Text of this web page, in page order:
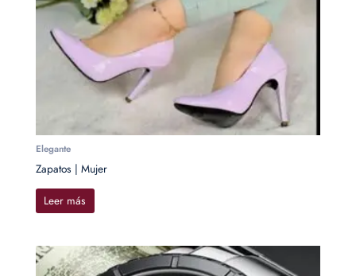
Elegante
Zapatos | Mujer
Leer más